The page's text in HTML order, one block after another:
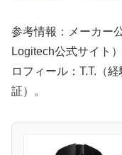
参考情報：メーカー
Logitech公式サイト
ロフィール：T.T.（
証）。